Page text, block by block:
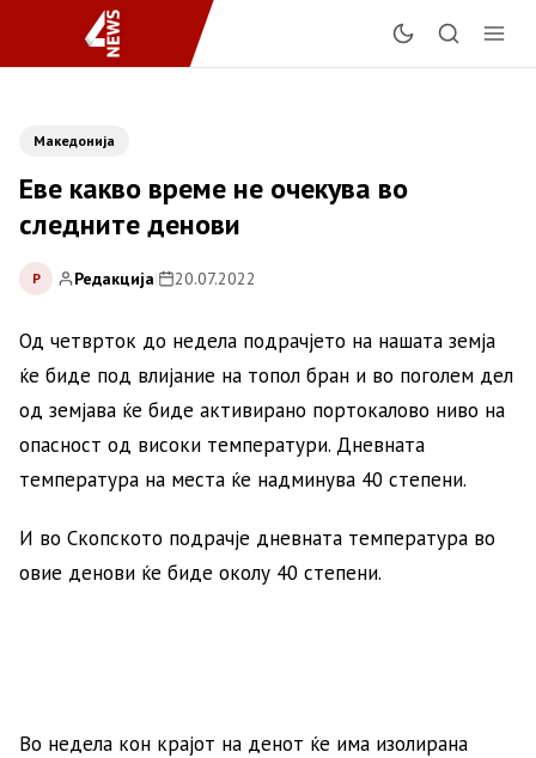
Македонија
Еве какво време не очекува во
следните денови
Р Редакција| 20.07.2022
Од четврток до недела подрачјето на нашата земја
ќе биде под влијание на топол бран и во поголем дел
од земјава ќе биде активирано портокалово ниво на
опасност од високи температури. Дневната
температура на места ќе надминува 40 степени.
И во Скопското подрачје дневната температура во
овие денови ќе биде околу 40 степени.
Во недела кон крајот на денот ќе има изолирана